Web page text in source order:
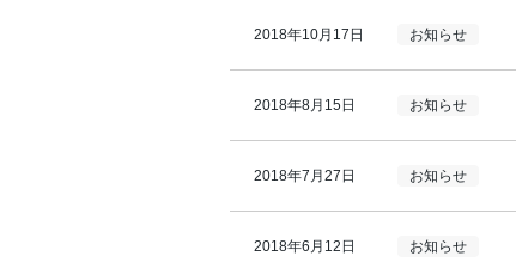
2018年10月17日 お知らせ
2018年8月15日 お知らせ
2018年7月27日 お知らせ
2018年6月12日 お知らせ